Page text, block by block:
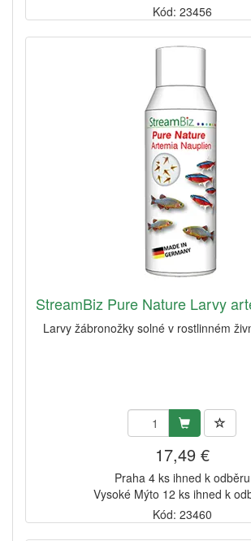
Kód: 23456
StreamBiz Pure Nature Larvy
Larvy žábronožky solné v rostlinném
17,49 €
Praha 4 ks ihned k odběru
Vysoké Mýto 12 ks ihned k
Kód: 23460